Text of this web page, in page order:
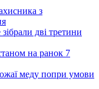
з
дві третини
на ранок 7
меду попри умови